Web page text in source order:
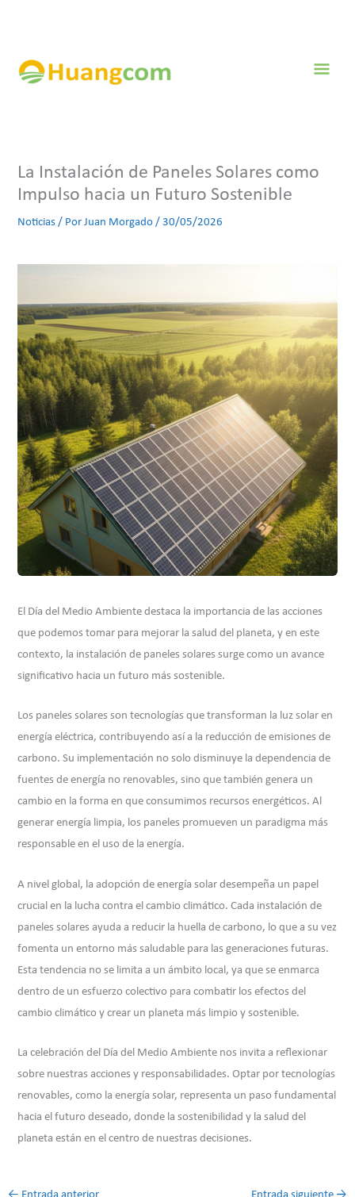
La Instalación de Paneles Solares como
Impulso hacia un Futuro Sostenible
Noticias / PorJuan Morgado/30/05/2026
El Día del Medio Ambiente destaca la importancia de las acciones
que podemos tomar para mejorar la salud del planeta, y en este
contexto, la instalación de paneles solares surge como un avance
significativo hacia un futuro más sostenible.
Los paneles solares son tecnologías que transforman la luz solar en
energía eléctrica, contribuyendo así a la reducción de emisiones de
carbono. Su implementación no solo disminuye la dependencia de
fuentes de energía no renovables, sino que también genera un
cambio en la forma en que consumimos recursos energéticos. Al
generar energía limpia, los paneles promueven un paradigma más
responsable en el uso de la energía.
A nivel global, la adopción de energía solar desempeña un papel
crucial en la lucha contra el cambio climático. Cada instalación de
paneles solares ayuda a reducir la huella de carbono, lo que a su vez
fomenta un entorno más saludable para las generaciones futuras.
Esta tendencia no se limita a un ámbito local, ya que se enmarca
dentro de un esfuerzo colectivo para combatir los efectos del
cambio climático y crear un planeta más limpio y sostenible.
La celebración del Día del Medio Ambiente nos invita a reflexionar
sobre nuestras acciones y responsabilidades. Optar por tecnologías
renovables, como la energía solar, representa un paso fundamental
hacia el futuro deseado, donde la sostenibilidad y la salud del
planeta están en el centro de nuestras decisiones.